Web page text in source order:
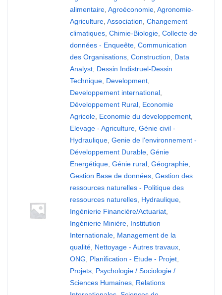
alimentaire, Agroéconomie, Agronomie-
Agriculture, Association, Changement
climatiques, Chimie-Biologie, Collecte de
données - Enqueête, Communication
des Organisations, Construction, Data
Analyst, Dessin Indistruel-Dessin
Technique, Development,
Developpement international,
Développement Rural, Economie
Agricole, Economie du developpement,
Elevage - Agriculture, Génie civil -
Hydraulique, Genie de l'environnement -
Développement Durable, Génie
Energétique, Génie rural, Géographie,
Gestion Base de données, Gestion des
ressources naturelles - Politique des
ressources naturelles, Hydraulique,
Ingénierie Financière/Actuariat,
Ingénierie Minière, Institution
Internationale, Management de la
qualité, Nettoyage - Autres travaux,
ONG, Planification - Etude - Projet,
Projets, Psychologie / Sociologie /
Sciences Humaines, Relations